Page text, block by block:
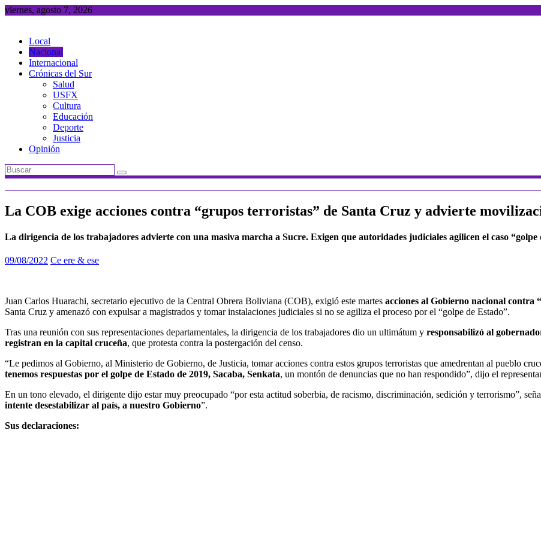
Saltar
viernes, agosto 7, 2026
Local
Nacional
Internacional
Crónicas del Sur
Salud
USFX
Cultura
Educación
Deporte
Justicia
Opinión
La COB exige acciones contra “grupos terroristas” de Santa Cruz y advierte
La dirigencia de los trabajadores advierte con una masiva marcha a Sucre. Exigen que autoridades judiciales agilicen el caso “golpe
09/08/2022 Ce ere & ese
Juan Carlos Huarachi, secretario ejecutivo de la Central Obrera Boliviana (COB), exigió este martes acciones al Gobierno nacional contra
Santa Cruz y amenazó con expulsar a magistrados y tomar instalaciones judiciales si no se agiliza el proceso por el “golpe de Estado”.
Tras una reunión con sus representaciones departamentales, la dirigencia de los trabajadores dio un ultimátum y responsabilizó al
registran en la capital cruceña, que protesta contra la postergación del censo.
“Le pedimos al Gobierno, al Ministerio de Gobierno, de Justicia, tomar acciones contra estos grupos terroristas que amedrentan al pueblo
tenemos respuestas por el golpe de Estado de 2019, Sacaba, Senkata, un montón de denuncias que no han respondido”, dijo el
En un tono elevado, el dirigente dijo estar muy preocupado “por esta actitud soberbia, de racismo, discriminación, sedición y terrorismo”,
intente desestabilizar al país, a nuestro Gobierno”.
Sus declaraciones: